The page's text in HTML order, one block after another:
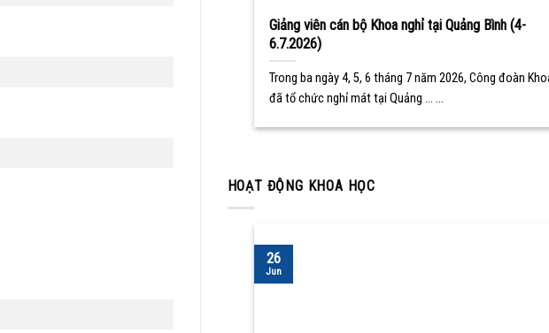
Giảng viên cán bộ Khoa nghỉ tại Quảng Bình (4-
6.7.2026)
Trong ba ngày 4, 5, 6 tháng 7 năm 2026, Công đoàn
đã tổ chức nghỉ mát tại Quảng ... ...
HOẠT ĐỘNG KHOA HỌC
26
Jun